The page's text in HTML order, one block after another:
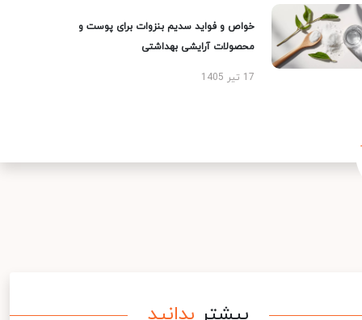
خواص و فواید سدیم بنزوات برای پوست و
محصولات آرایشی بهداشتی
17 تیر 1405